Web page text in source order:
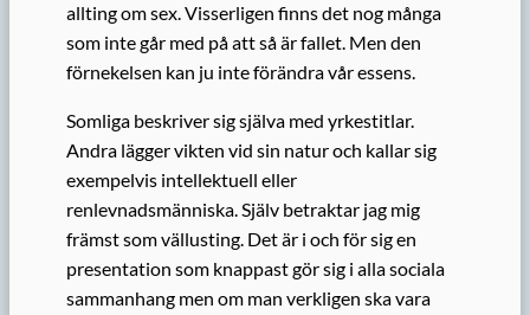
allting om sex. Visserligen finns det nog många
som inte går med på att så är fallet. Men den
förnekelsen kan ju inte förändra vår essens.
Somliga beskriver sig själva med yrkestitlar.
Andra lägger vikten vid sin natur och kallar sig
exempelvis intellektuell eller
renlevnadsmänniska. Själv betraktar jag mig
främst som vällusting. Det är i och för sig en
presentation som knappast gör sig i alla sociala
sammanhang men om man verkligen ska vara